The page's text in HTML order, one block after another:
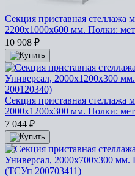
Секция приставная стеллажа
2200x1000x600 мм. Полки:
10 908 ₽
Секция приставная стеллажа
2000x1200x300 мм. Полки:
7 044 ₽